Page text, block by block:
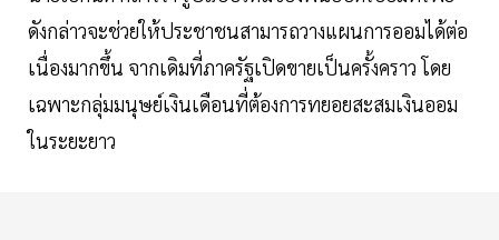
ดังกล่าวจะช่วยให้ประชาชนสามารถวางแผนการออมได้ต่อ
เนื่องมากขึ้น จากเดิมที่ภาครัฐเปิดขายเป็นครั้งคราว โดย
เฉพาะกลุ่มมนุษย์เงินเดือนที่ต้องการทยอยสะสมเงินออม
ในระยะยาว